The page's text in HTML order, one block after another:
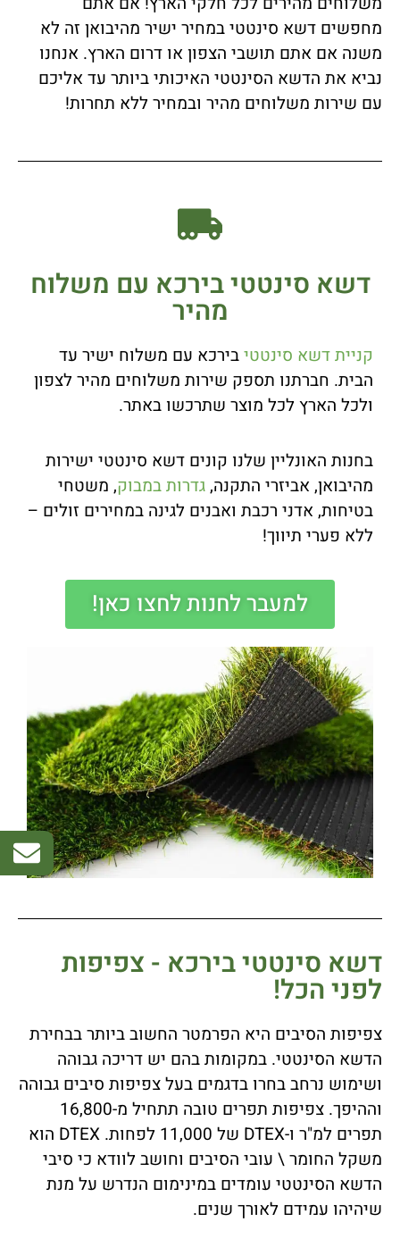
מחפשים דשא סינטטי במחיר ישיר מהיבואן זה לא
משנה אם אתם תושבי הצפון או דרום הארץ. אנחנו
נביא את הדשא הסינטטי האיכותי ביותר עד אליכם
עם שירות משלוחים מהיר ובמחיר ללא תחרות!
דשא סינטטי בירכא עם משלוח
מהיר
קניית דשא סינטטיבירכא עם משלוח ישיר עד
הבית. חברתנו תספק שירות משלוחים מהיר לצפון
ולכל הארץ לכל מוצר שתרכשו באתר.
בחנות האונליין שלנו קונים דשא סינטטי ישירות
מהיבואן, אביזרי התקנה,גדרות במבוק, משטחי
בטיחות, אדני רכבת ואבנים לגינה במחירים זולים –
ללא פערי תיווך!
למעבר לחנות לחצו כאן!
דשא סינטטי בירכא - צפיפות
לפני הכל!
צפיפות הסיבים היא הפרמטר החשוב ביותר בבחירת
הדשא הסינטטי. במקומות בהם יש דריכה גבוהה
ושימוש נרחב בחרו בדגמים בעל צפיפות סיבים גבוהה
וההיפך. צפיפות תפרים טובה תתחיל מ-16,800
תפרים למ"ר ו-DTEX של 11,000 לפחות. DTEX הוא
משקל החומר \ עובי הסיבים וחושב לוודא כי סיבי
הדשא הסינטטי עומדים במינימום הנדרש על מנת
שיהיהו עמידם לאורך שנים.